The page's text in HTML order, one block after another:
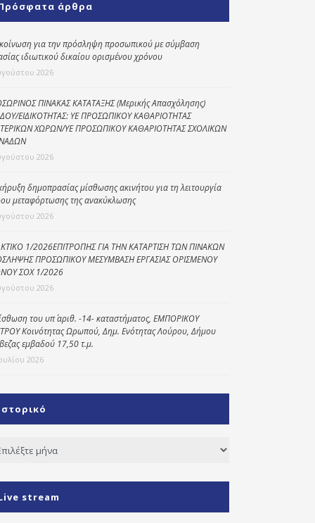
Kοινωνικό
φαρμακείο
Πρόγραμμα
“Βοήθεια στο σπίτι”
Κέντρο Ημερήσιας
Φροντίδας
άρθρα
για την πρόσληψη προσωπικού με σύμβαση
ιδιωτικού δικαίου ορισμένου χρόνου
2026
ΠΙΝΑΚΑΣ ΚΑΤΑΤΑΞΗΣ (Μερικής Απασχόλησης)
ΕΙΔΙΚΟΤΗΤΑΣ: ΥΕ ΠΡΟΣΩΠΙΚΟΥ ΚΑΘΑΡΙΟΤΗΤΑΣ
ΧΩΡΩΝ/ΥΕ ΠΡΟΣΩΠΙΚΟΥ ΚΑΘΑΡΙΟΤΗΤΑΣ ΣΧΟΛΙΚΩΝ
2026
δημοπρασίας μίσθωσης ακινήτου για τη λειτουργία
μεταφόρτωσης της ανακύκλωσης
2026
1/2026ΕΠΙΤΡΟΠΗΣ ΓΙΑ ΤΗΝ ΚΑΤΑΡΤΙΣΗ ΤΩΝ ΠΙΝΑΚΩΝ
ΠΡΟΣΩΠΙΚΟΥ ΜΕΣΥΜΒΑΣΗ ΕΡΓΑΣΙΑΣ ΟΡΙΣΜΕΝΟΥ
ΣΟΧ 1/2026
2026
του υπ΄ αριθ. -14- καταστήματος, ΕΜΠΟΡΙΚΟΥ
Κοινότητας Ωρωπού, Δημ. Ενότητας Λούρου, Δήμου
εμβαδού 17,50 τ.μ.
2026
stream